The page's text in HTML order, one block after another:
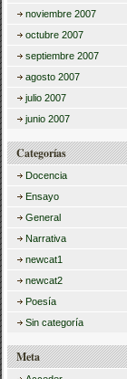
noviembre 2007
octubre 2007
septiembre 2007
agosto 2007
julio 2007
junio 2007
Categorías
Docencia
Ensayo
General
Narrativa
newcat1
newcat2
Poesía
Sin categoría
Meta